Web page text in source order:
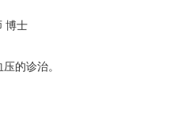
博士
的诊治。